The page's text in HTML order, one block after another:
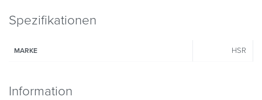
Spezifikationen
MARKE HSR
Information